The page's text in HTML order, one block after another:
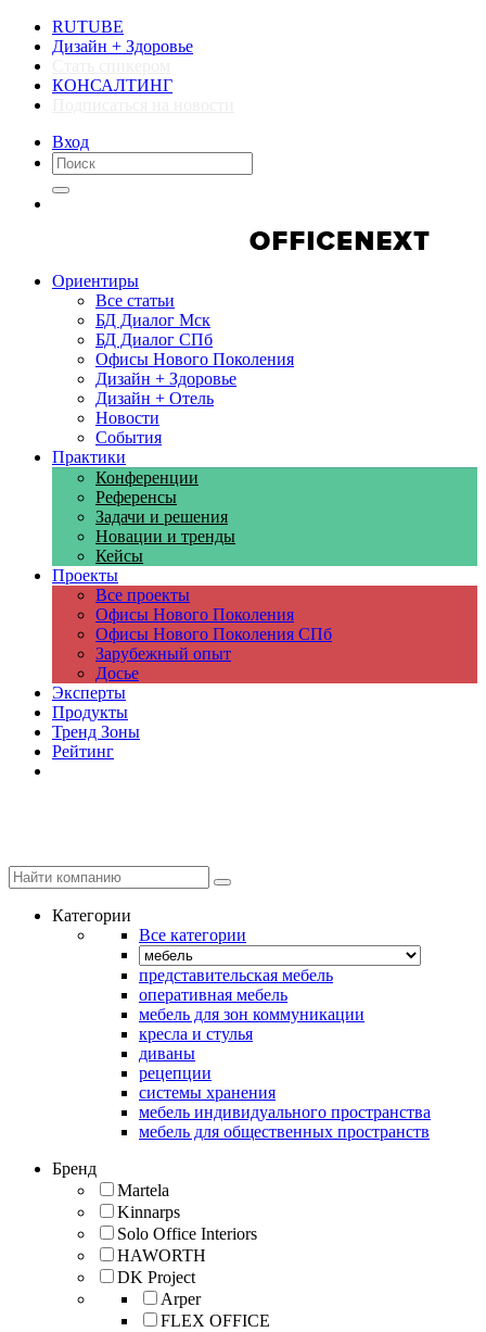
RUTUBE
Дизайн + Здоровье
КОНСАЛТИНГ
Вход
Ориентиры
Все статьи
БД Диалог Мск
БД Диалог СПб
Офисы Нового Поколения
Дизайн + Здоровье
Дизайн + Отель
Новости
События
Практики
Конференции
Референсы
Задачи и решения
Новации и тренды
Кейсы
Проекты
Все проекты
Офисы Нового Поколения
Офисы Нового Поколения СПб
Зарубежный опыт
Досье
Эксперты
Продукты
Тренд Зоны
Рейтинг
Категории
Все категории
представительская мебель
оперативная мебель
мебель для зон коммуникации
кресла и стулья
диваны
рецепции
системы хранения
мебель индивидуального пространства
мебель для общественных пространств
Бренд
Martela
Kinnarps
Solo Office Interiors
HAWORTH
DK Project
Arper
FLEX OFFICE